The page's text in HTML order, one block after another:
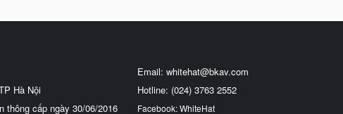
Hà Nội
thông cấp ngày 30/06/2016
Email: whitehat@bkav.com
Hotline: (024) 3763 2552
Facebook: WhiteHat